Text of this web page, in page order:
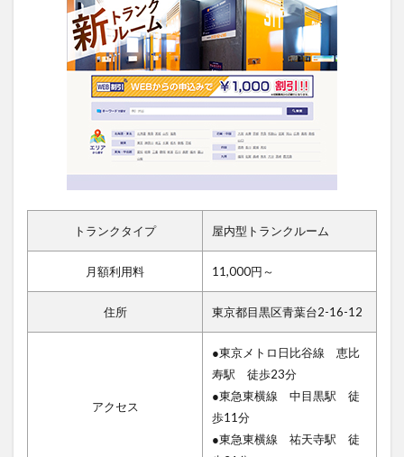
トランクタイプ 屋内型トランクルーム
月額利用料 11,000円～
住所 東京都目黒区青葉台2-16-12
アクセス
●東京メトロ日比谷線 恵比
寿駅 徒歩23分
●東急東横線 中目黒駅 徒
歩11分
●東急東横線 祐天寺駅 徒